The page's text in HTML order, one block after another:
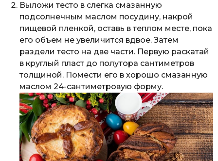
Выложи тесто в слегка смазанную
подсолнечным маслом посудину, накрой
пищевой пленкой, оставь в теплом месте, пока
его объем не увеличится вдвое. Затем
раздели тесто на две части. Первую раскатай
в круглый пласт до полутора сантиметров
толщиной. Помести его в хорошо смазанную
маслом 24-сантиметровую форму.